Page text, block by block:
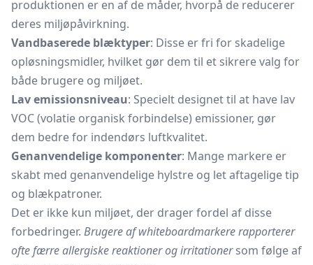
produktionen er en af de måder, hvorpå de reducerer
deres miljøpåvirkning.
Vandbaserede blæktyper: Disse er fri for skadelige
opløsningsmidler, hvilket gør dem til et sikrere valg for
både brugere og miljøet.
Lav emissionsniveau: Specielt designet til at have lav
VOC (volatie organisk forbindelse) emissioner, gør
dem bedre for indendørs luftkvalitet.
Genanvendelige komponenter: Mange markere er
skabt med genanvendelige hylstre og let aftagelige tip
og blækpatroner.
Det er ikke kun miljøet, der drager fordel af disse
forbedringer. Brugere af whiteboardmarkere rapporterer
ofte færre allergiske reaktioner og irritationersom følge af